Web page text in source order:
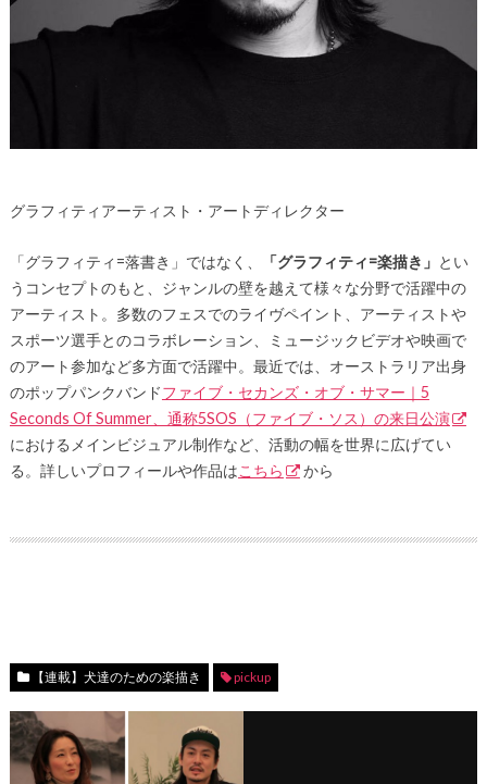
グラフィティアーティスト・アートディレクター
「グラフィティ=落書き」ではなく、 「グラフィティ=楽描き」 とい
うコンセプトのもと、ジャンルの壁を越えて様々な分野で活躍中の
アーティスト。多数のフェスでのライヴペイント、アーティストや
スポーツ選手とのコラボレーション、ミュージックビデオや映画で
のアート参加など多方面で活躍中。最近では、オーストラリア出身
のポップパンクバンドファイブ・セカンズ・オブ・サマー｜5
Seconds Of Summer、通称5SOS（ファイブ・ソス）の来日公演
におけるメインビジュアル制作など、活動の幅を世界に広げてい
る。詳しいプロフィールや作品はこちら から
【連載】犬達のための楽描き pickup